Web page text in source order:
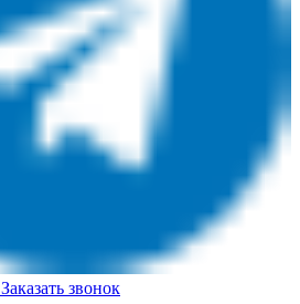
Заказать звонок